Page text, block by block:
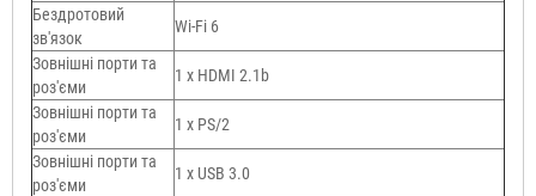
Бездротовий
зв'язок
Wi-Fi 6
Зовнішні порти та
роз'єми
1 x HDMI 2.1b
Зовнішні порти та
роз'єми
1 x PS/2
Зовнішні порти та
роз'єми
1 x USB 3.0